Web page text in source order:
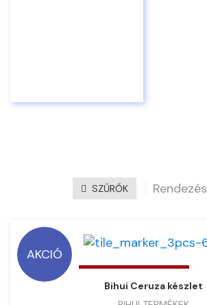
SZŰRŐK Rendezés
AKCIÓ
Bihui Ceruza készlet